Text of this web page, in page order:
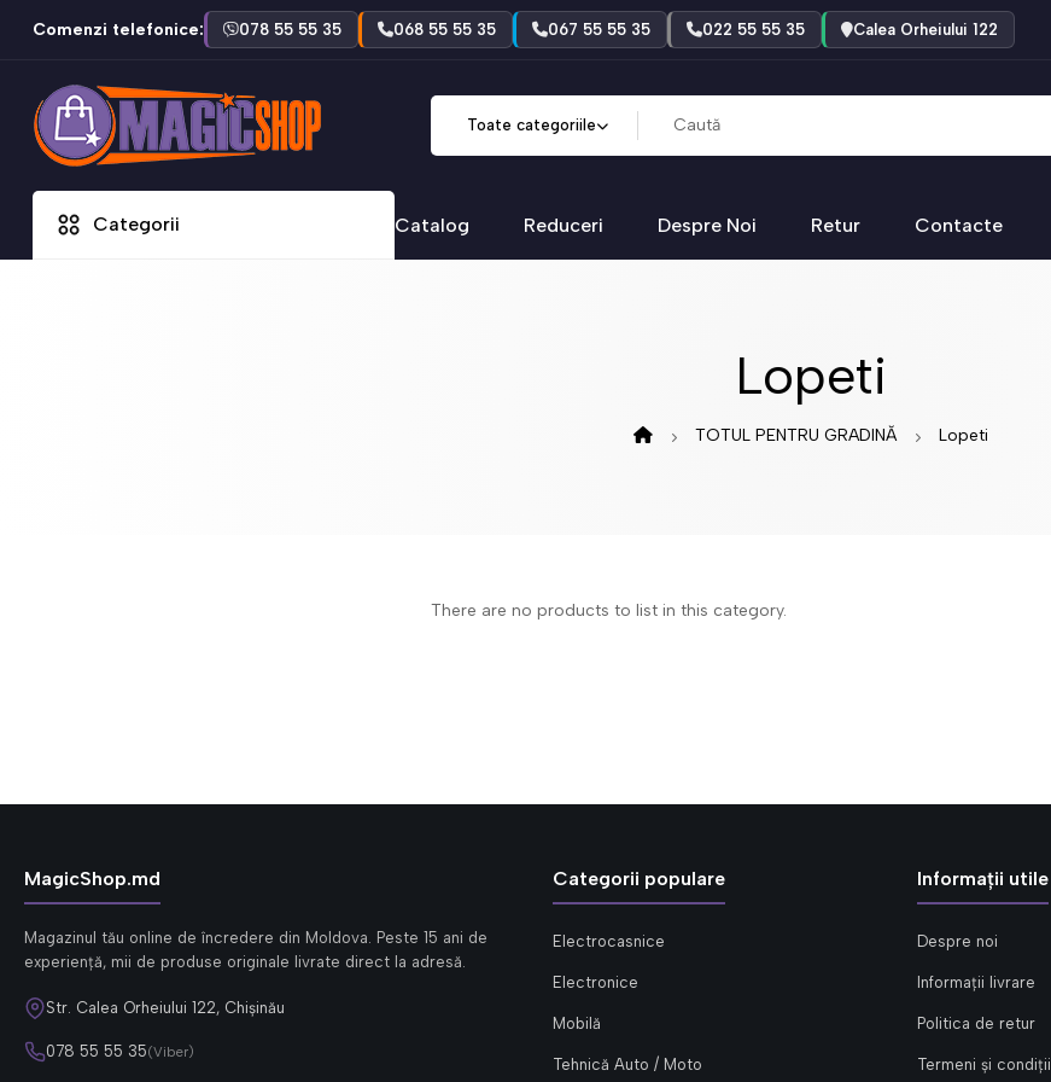
Comenzi telefonice: 078 55 55 35 068 55 55 35 067 55 55 35 022 55 55 35 Calea Orheiului 122
Toate categoriile
Categorii Catalog Reduceri Despre Noi Retur Contacte
Lopeti
TOTUL PENTRU GRADINĂ Lopeti
There are no products to list in this category.
MagicShop.md
Magazinul tău online de încredere din Moldova. Peste 15 ani de
experiență, mii de produse originale livrate direct la adresă.
Str. Calea Orheiului 122, Chișinău
078 55 55 35(Viber)
Categorii populare
Electrocasnice
Electronice
Mobilă
Tehnică Auto / Moto
Informații utile
Despre noi
Informații livrare
Politica de retur
Termeni și condiții